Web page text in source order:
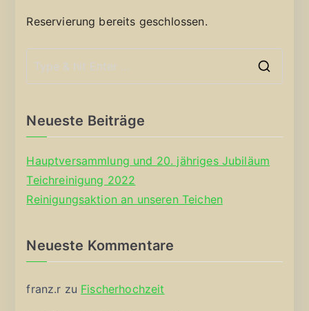
Reservierung bereits geschlossen.
Neueste Beiträge
Hauptversammlung und 20. jähriges Jubiläum
Teichreinigung 2022
Reinigungsaktion an unseren Teichen
Neueste Kommentare
franz.r zu Fischerhochzeit